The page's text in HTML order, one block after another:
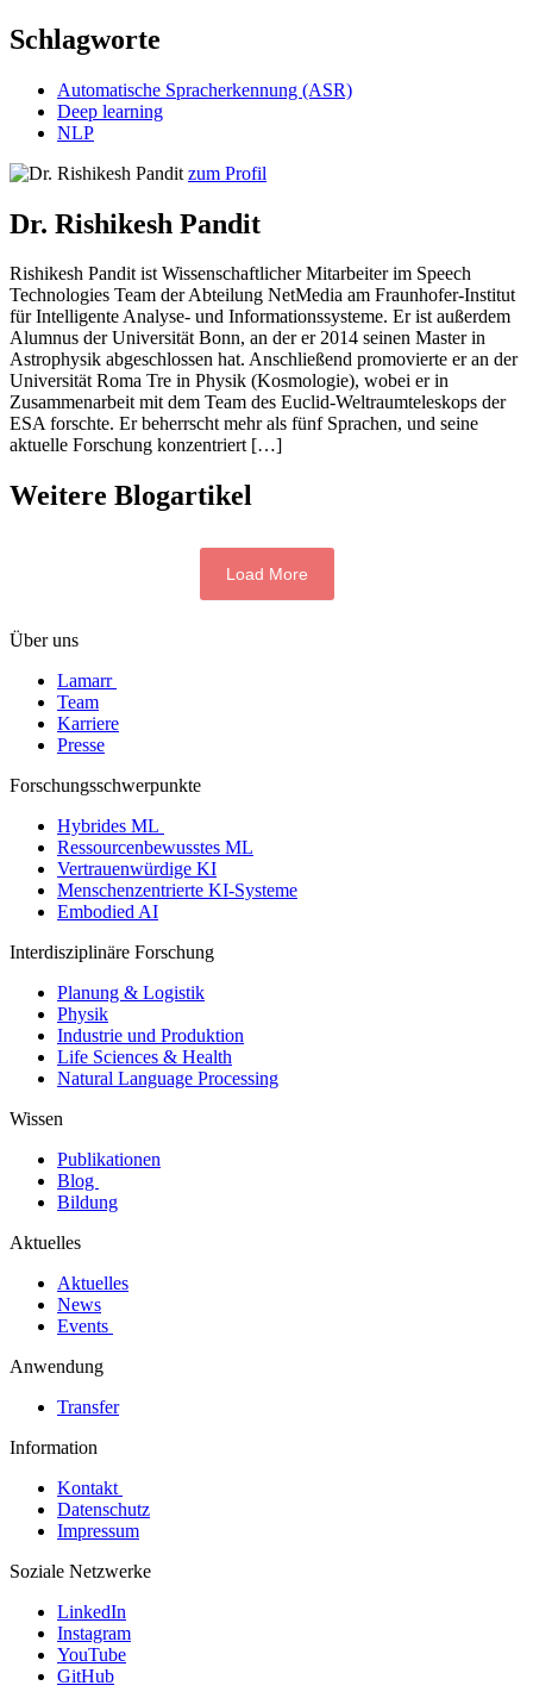
Schlagworte
Automatische Spracherkennung (ASR)
Deep learning
NLP
zum Profil
Dr. Rishikesh Pandit
Rishikesh Pandit ist Wissenschaftlicher Mitarbeiter im Speech
Technologies Team der Abteilung NetMedia am Fraunhofer-Institut
für Intelligente Analyse- und Informationssysteme. Er ist außerdem
Alumnus der Universität Bonn, an der er 2014 seinen Master in
Astrophysik abgeschlossen hat. Anschließend promovierte er an der
Universität Roma Tre in Physik (Kosmologie), wobei er in
Zusammenarbeit mit dem Team des Euclid-Weltraumteleskops der
ESA forschte. Er beherrscht mehr als fünf Sprachen, und seine
aktuelle Forschung konzentriert […]
Weitere Blogartikel
Load More
Über uns
Lamarr
Team
Karriere
Presse
Forschungsschwerpunkte
Hybrides ML
Ressourcenbewusstes ML
Vertrauenwürdige KI
Menschenzentrierte KI-Systeme
Embodied AI
Interdisziplinäre Forschung
Planung & Logistik
Physik
Industrie und Produktion
Life Sciences & Health
Natural Language Processing
Wissen
Publikationen
Blog
Bildung
Aktuelles
Aktuelles
News
Events
Anwendung
Transfer
Information
Kontakt
Datenschutz
Impressum
Soziale Netzwerke
LinkedIn
Instagram
YouTube
GitHub